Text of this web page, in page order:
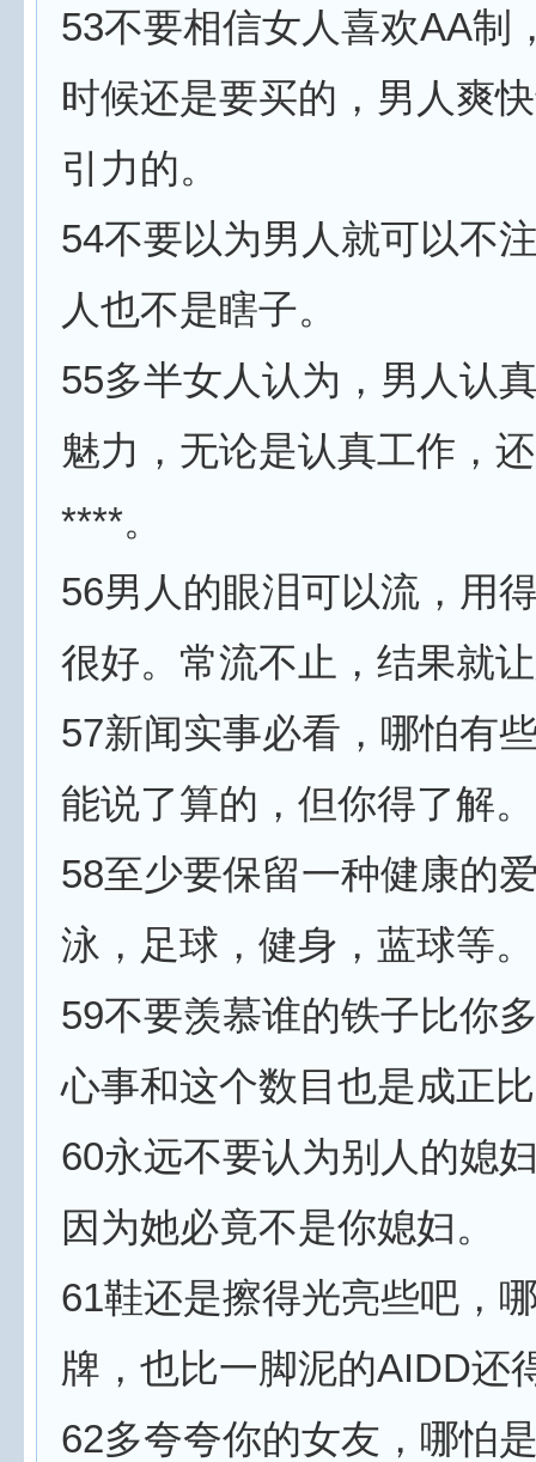
53不要相信女人喜欢AA制
时候还是要买的，男人爽
引力的。
54不要以为男人就可以不
人也不是瞎子。
55多半女人认为，男人认
魅力，无论是认真工作，
****。
56男人的眼泪可以流，用
很好。常流不止，结果就
57新闻实事必看，哪怕有
能说了算的，但你得了解。
58至少要保留一种健康的
泳，足球，健身，蓝球等。
59不要羡慕谁的铁子比你
心事和这个数目也是成正
60永远不要认为别人的媳
因为她必竟不是你媳妇。
61鞋还是擦得光亮些吧，
牌，也比一脚泥的AIDD还
62多夸夸你的女友，哪怕